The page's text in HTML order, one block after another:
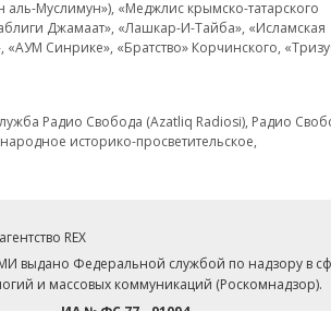
Муслимун»), «Меджлис крымско-татарского
Джамаат», «Лашкар-И-Тайба», «Исламская
Синрике», «Братство» Корчинского,
Радио Свобода (Azatliq Radiosi), Радио
историко-просветительское,
REX
выдано Федеральной службой по надзору в
и массовых коммуникаций (Роскомнадзор).